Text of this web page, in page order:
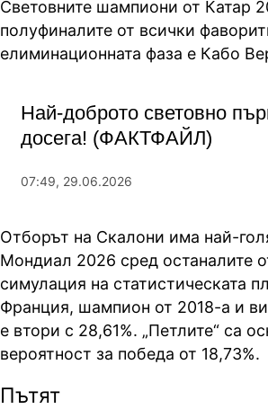
Световните шампиони от Катар
полуфиналите от всички
елиминационната фаза е Кабо
Най-доброто световно
досега! (ФАКТФАЙЛ)
07:49, 29.06.2026
Отборът на Скалони има най-
Мондиал 2026 сред останалите
симулация на статистическата
Франция, шампион от 2018-a и
е втори с 28,61%. „Петлите“ са
вероятност за победа от 18,73%.
Пътят